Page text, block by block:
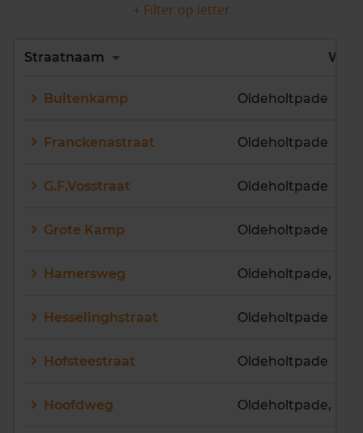
+ Filter op letter
Alles
Q
R S U
V
Straatnaam Wijk
Buitenkamp Oldeholtpade
Franckenastraat Oldeholtpade
G.F.Vosstraat Oldeholtpade
Grote Kamp Oldeholtpade
Hamersweg
Hesselinghstraat Oldeholtpade
Hofsteestraat Oldeholtpade
Hoofdweg